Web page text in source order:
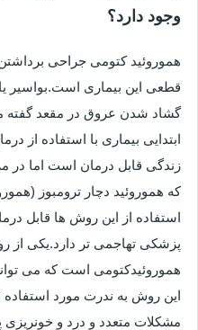
وجود دارد؟
هموروئید کتومی جراحی
قطعی این بیماری است.بواسیر
گشاد شدن عروق در مقعد گفته
ابتدایی بیماری با استفاده از
زندگی قابل درمان است اما در
که هموروئید دچار ترومبوز
استفاده از این روش ها قابل
پزشکی تهاجمی تر دارد.یکی از
هموروئیدکتومی است که می
این روش به ندرت مورد استفاده
مشکلات متعدد و درد و